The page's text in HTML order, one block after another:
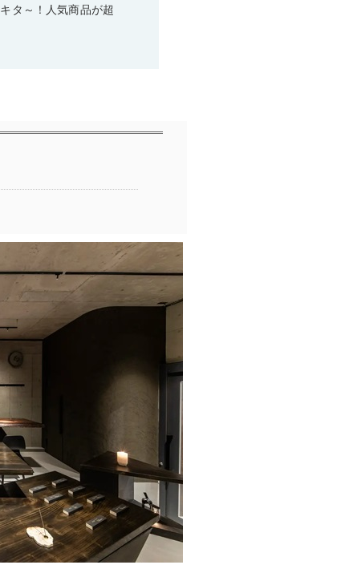
タ～！人気商品が超